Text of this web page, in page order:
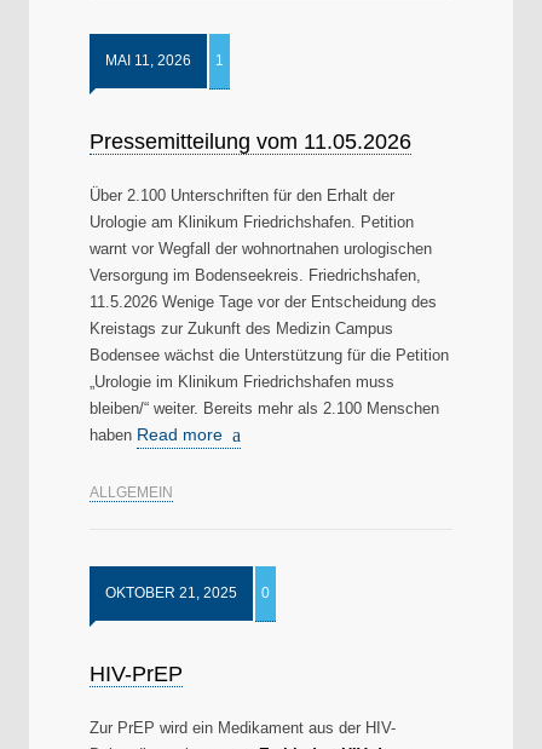
MAI 11, 2026 1
Pressemitteilung vom 11.05.2026
Über 2.100 Unterschriften für den Erhalt der
Urologie am Klinikum Friedrichshafen. Petition
warnt vor Wegfall der wohnortnahen urologischen
Versorgung im Bodenseekreis. Friedrichshafen,
11.5.2026 Wenige Tage vor der Entscheidung des
Kreistags zur Zukunft des Medizin Campus
Bodensee wächst die Unterstützung für die Petition
„Urologie im Klinikum Friedrichshafen muss
bleiben/“ weiter. Bereits mehr als 2.100 Menschen
haben Read more
ALLGEMEIN
OKTOBER 21, 2025 0
HIV-PrEP
Zur PrEP wird ein Medikament aus der HIV-